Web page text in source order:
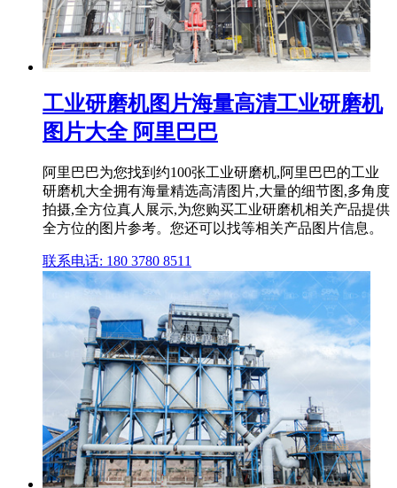
工业研磨机图片海量高清工业研磨机
图片大全 阿里巴巴
阿里巴巴为您找到约100张工业研磨机,阿里巴巴的工业
研磨机大全拥有海量精选高清图片,大量的细节图,多角度
拍摄,全方位真人展示,为您购买工业研磨机相关产品提供
全方位的图片参考。您还可以找等相关产品图片信息。
联系电话: 180 3780 8511